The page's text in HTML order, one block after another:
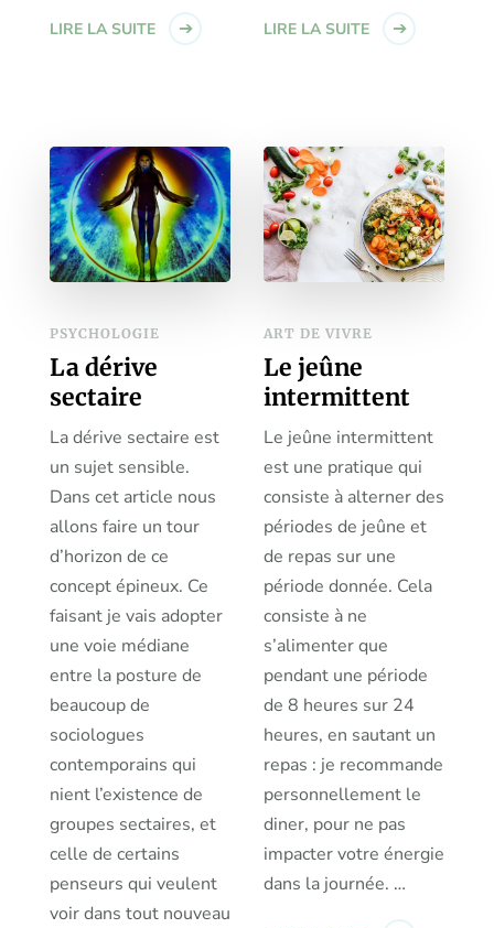
LIRE LA SUITE
LIRE LA SUITE
PSYCHOLOGIE
La dérive
sectaire
La dérive sectaire est
un sujet sensible.
Dans cet article nous
allons faire un tour
d’horizon de ce
concept épineux. Ce
faisant je vais adopter
une voie médiane
entre la posture de
beaucoup de
sociologues
contemporains qui
nient l’existence de
groupes sectaires, et
celle de certains
penseurs qui veulent
voir dans tout nouveau
ART DE VIVRE
Le jeûne
intermittent
Le jeûne intermittent
est une pratique qui
consiste à alterner des
périodes de jeûne et
de repas sur une
période donnée. Cela
consiste à ne
s’alimenter que
pendant une période
de 8 heures sur 24
heures, en sautant un
repas : je recommande
personnellement le
diner, pour ne pas
impacter votre énergie
dans la journée. …